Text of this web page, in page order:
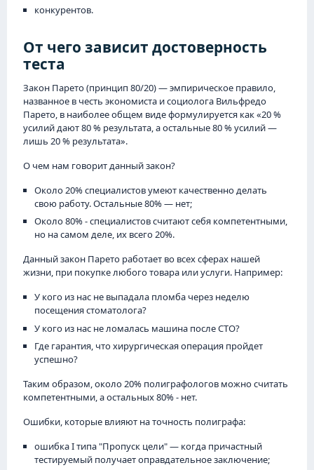
конкурентов.
От чего зависит достоверность
теста
Закон Парето (принцип 80/20) — эмпирическое правило,
названное в честь экономиста и социолога Вильфредо
Парето, в наиболее общем виде формулируется как «20 %
усилий дают 80 % результата, а остальные 80 % усилий —
лишь 20 % результата».
О чем нам говорит данный закон?
Около 20% специалистов умеют качественно делать
свою работу. Остальные 80% — нет;
Около 80% - специалистов считают себя компетентными,
но на самом деле, их всего 20%.
Данный закон Парето работает во всех сферах нашей
жизни, при покупке любого товара или услуги. Например:
У кого из нас не выпадала пломба через неделю
посещения стоматолога?
У кого из нас не ломалась машина после СТО?
Где гарантия, что хирургическая операция пройдет
успешно?
Таким образом, около 20% полиграфологов можно считать
компетентными, а остальных 80% - нет.
Ошибки, которые влияют на точность полиграфа:
ошибка I типа "Пропуск цели" — когда причастный
тестируемый получает оправдательное заключение;